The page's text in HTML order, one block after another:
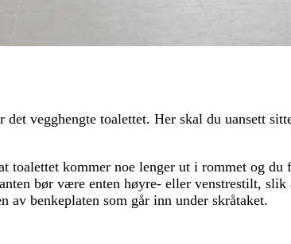
det vegghengte toalettet. Her skal du uansett
toalettet kommer noe lenger ut i rommet og
bør være enten høyre- eller venstrestilt,
av benkeplaten som går inn under skråtaket.